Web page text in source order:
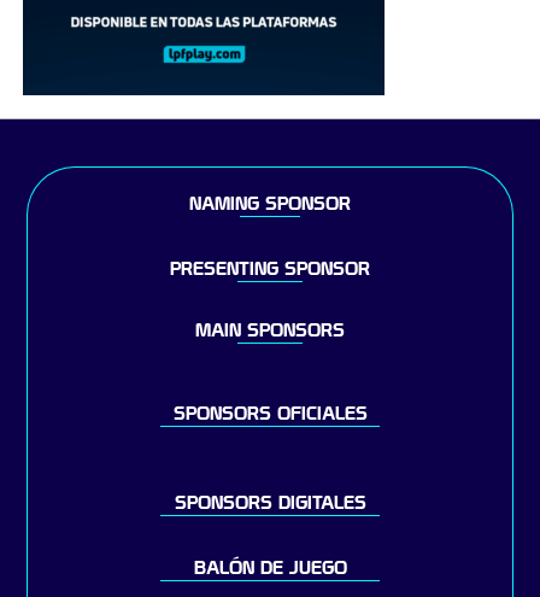
NAMING SPONSOR
PRESENTING SPONSOR
MAIN SPONSORS
SPONSORS OFICIALES
SPONSORS DIGITALES
BALÓN DE JUEGO